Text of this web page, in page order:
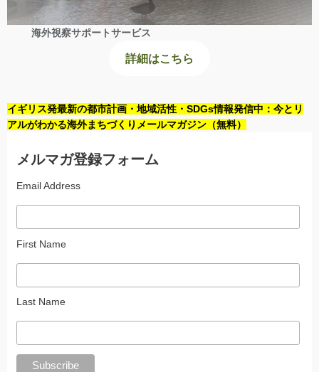
海外視察サポートサービス
詳細はこちら
イギリス発最新の都市計画・地域活性・SDGs情報発信中：今とリ
アルがわかる海外まちづくりメールマガジン（無料）
メルマガ登録フォーム
Email Address
First Name
Last Name